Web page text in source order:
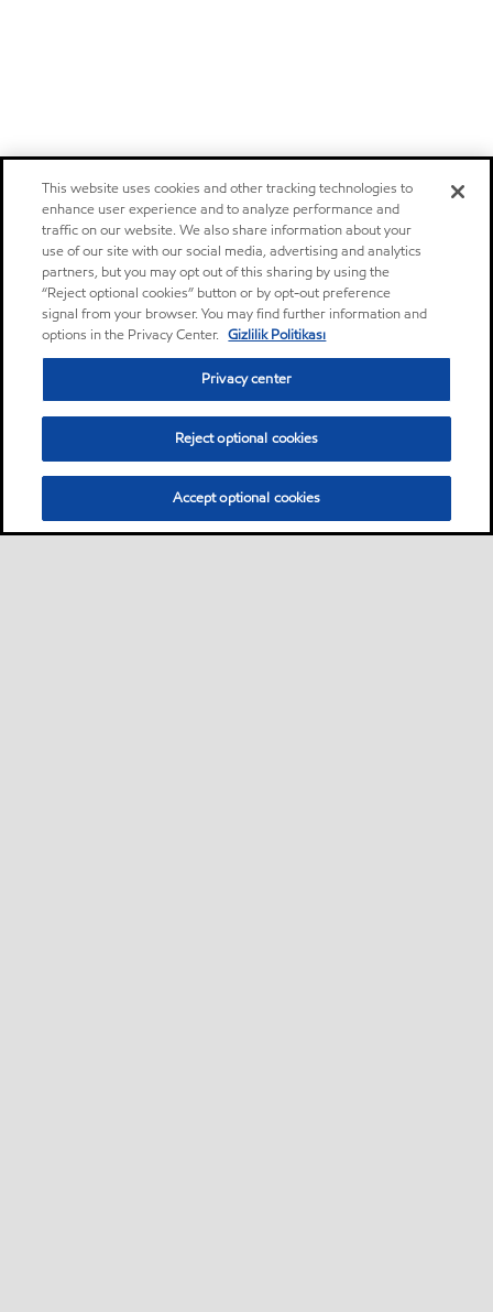
This website uses cookies and other tracking technologies to
enhance user experience and to analyze performance and
traffic on our website. We also share information about your
use of our site with our social media, advertising and analytics
partners, but you may opt out of this sharing by using the
“Reject optional cookies” button or by opt-out preference
signal from your browser. You may find further information and
options in the Privacy Center. Gizlilik Politikası
Privacy center
Reject optional cookies
Accept optional cookies